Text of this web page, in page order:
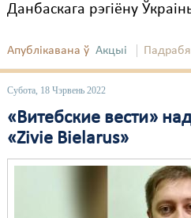
Данбаскага рэгіёну
Апублікавана ў Акцыі
Субота, 18 Чэрвень 2022
«Витебские вести»
«Zivie Bielarus»